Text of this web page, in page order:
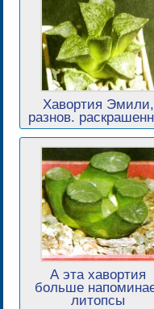
Хавортия Эмили,
разнов.
А эта хавортия
больше
литопсы